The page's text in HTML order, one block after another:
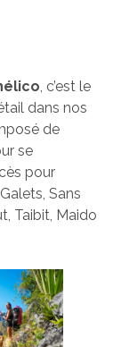
, c’est le
dans nos
de
se
pour
Sans
Taibit, Maido